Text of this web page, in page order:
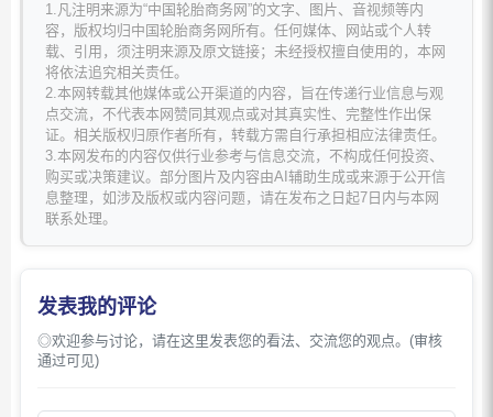
1.凡注明来源为“中国轮胎商务网”的文字、图片、音视频等内
容，版权均归中国轮胎商务网所有。任何媒体、网站或个人转
载、引用，须注明来源及原文链接；未经授权擅自使用的，本网
将依法追究相关责任。
2.本网转载其他媒体或公开渠道的内容，旨在传递行业信息与观
点交流，不代表本网赞同其观点或对其真实性、完整性作出保
证。相关版权归原作者所有，转载方需自行承担相应法律责任。
3.本网发布的内容仅供行业参考与信息交流，不构成任何投资、
购买或决策建议。部分图片及内容由AI辅助生成或来源于公开信
息整理，如涉及版权或内容问题，请在发布之日起7日内与本网
联系处理。
发表我的评论
◎欢迎参与讨论，请在这里发表您的看法、交流您的观点。(审核
通过可见)